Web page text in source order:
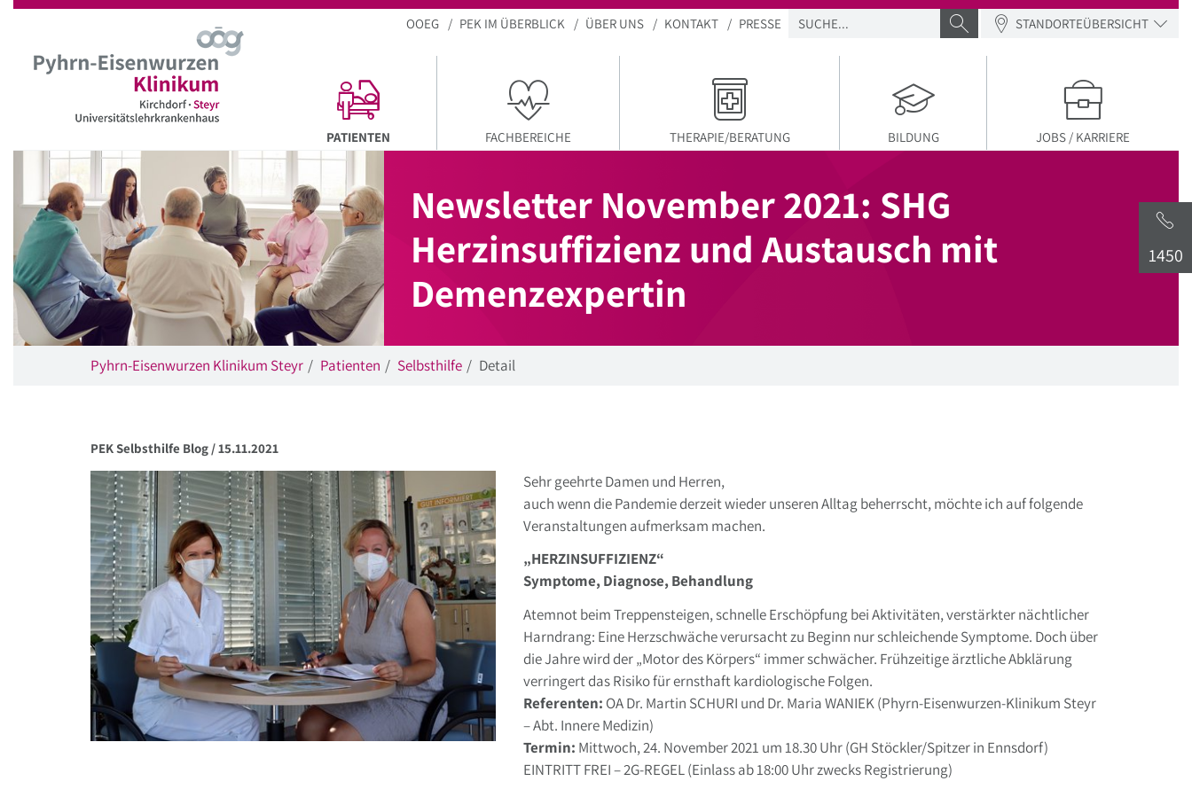
1450
OOEG PEK IM ÜBERBLICK ÜBER UNS KONTAKT PRESSE SUCHE SUCHE ABSENDEN
STANDORTEÜBERSICHT
PATIENTEN AKTUELLER MENÜPUNKT
FACHBEREICHE THERAPIE/BERATUNG BILDUNG JOBS / KARRIERE
Newsletter November 2021: SHG
Herzinsuffizienz und Austausch mit
Demenzexpertin
Pyhrn-Eisenwurzen Klinikum Steyr Patienten Selbsthilfe Detail
PEK Selbsthilfe Blog /15.11.2021
Sehr geehrte Damen und Herren,
auch wenn die Pandemie derzeit wieder unseren Alltag beherrscht, möchte ich auf folgende
Veranstaltungen aufmerksam machen.
„HERZINSUFFIZIENZ“
Symptome, Diagnose, Behandlung
Atemnot beim Treppensteigen, schnelle Erschöpfung bei Aktivitäten, verstärkter nächtlicher
Harndrang: Eine Herzschwäche verursacht zu Beginn nur schleichende Symptome. Doch über
die Jahre wird der „Motor des Körpers“ immer schwächer. Frühzeitige ärztliche Abklärung
verringert das Risiko für ernsthaft kardiologische Folgen.
Referenten: OA Dr. Martin SCHURI und Dr. Maria WANIEK (Phyrn-Eisenwurzen-Klinikum Steyr
– Abt. Innere Medizin)
Termin: Mittwoch, 24. November 2021 um 18.30 Uhr (GH Stöckler/Spitzer in Ennsdorf)
EINTRITT FREI – 2G-REGEL (Einlass ab 18:00 Uhr zwecks Registrierung)